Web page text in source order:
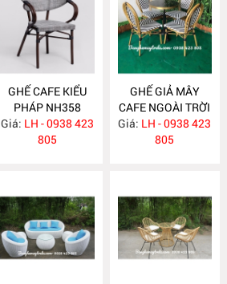
GHẾ CAFE KIỂU
PHÁP NH358
Giá: LH - 0938 423
805
GHẾ GIẢ MÂY
CAFE NGOÀI TRỜI
KHUNG NHÔM
NH357
Giá: LH - 0938 423
805